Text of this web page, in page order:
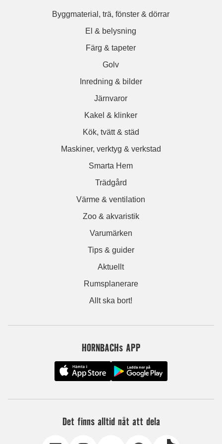
Byggmaterial, trä, fönster & dörrar
El & belysning
Färg & tapeter
Golv
Inredning & bilder
Järnvaror
Kakel & klinker
Kök, tvätt & städ
Maskiner, verktyg & verkstad
Smarta Hem
Trädgård
Värme & ventilation
Zoo & akvaristik
Varumärken
Tips & guider
Aktuellt
Rumsplanerare
Allt ska bort!
HORNBACHs APP
Det finns alltid nåt att dela